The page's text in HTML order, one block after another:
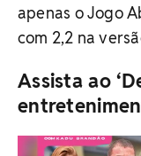
apenas o Jogo
com 2,2 na
Assista ao